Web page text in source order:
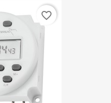
favorite_border